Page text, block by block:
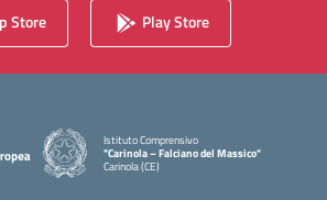
Store Play Store
Istituto Comprensivo
"Carinola – Falciano del Massico"
Carinola (CE)